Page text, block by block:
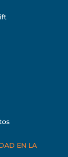
EN LA